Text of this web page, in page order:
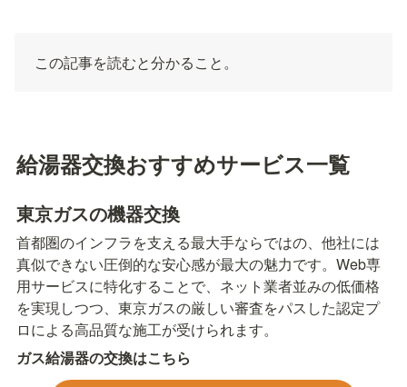
この記事を読むと分かること。
給湯器交換おすすめサービス一覧
東京ガスの機器交換
首都圏のインフラを支える最大手ならではの、他社には
真似できない圧倒的な安心感が最大の魅力です。Web専
用サービスに特化することで、ネット業者並みの低価格
を実現しつつ、東京ガスの厳しい審査をパスした認定プ
ロによる高品質な施工が受けられます。
ガス給湯器の交換はこちら